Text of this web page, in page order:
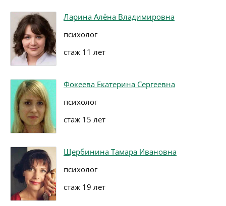
Ларина Алёна Владимировна
психолог
стаж 11 лет
Фокеева Екатерина Сергеевна
психолог
стаж 15 лет
Щербинина Тамара Ивановна
психолог
стаж 19 лет